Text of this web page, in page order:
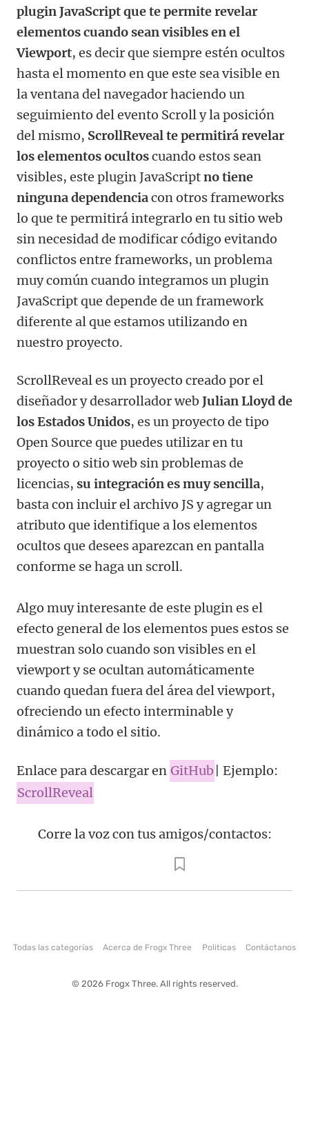
plugin JavaScript que te permite revelar
elementos cuando sean visibles en el
Viewport, es decir que siempre estén ocultos
hasta el momento en que este sea visible en
la ventana del navegador haciendo un
seguimiento del evento Scroll y la posición
del mismo, ScrollReveal te permitirá revelar
los elementos ocultoscuando estos sean
visibles, este plugin JavaScriptno tiene
ninguna dependenciacon otros frameworks
lo que te permitirá integrarlo en tu sitio web
sin necesidad de modificar código evitando
conflictos entre frameworks, un problema
muy común cuando integramos un plugin
JavaScript que depende de un framework
diferente al que estamos utilizando en
nuestro proyecto.
ScrollReveal es un proyecto creado por el
diseñador y desarrollador webJulian Lloyd de
los Estados Unidos, es un proyecto de tipo
Open Source que puedes utilizar en tu
proyecto o sitio web sin problemas de
licencias, su integración es muy sencilla,
basta con incluir el archivo JS y agregar un
atributo que identifique a los elementos
ocultos que desees aparezcan en pantalla
conforme se haga un scroll.
Algo muy interesante de este plugin es el
efecto general de los elementos pues estos se
muestran solo cuando son visibles en el
viewport y se ocultan automáticamente
cuando quedan fuera del área del viewport,
ofreciendo un efecto interminable y
dinámico a todo el sitio.
Enlace para descargar en GitHub | Ejemplo:
ScrollReveal
Corre la voz con tus amigos/contactos:
Todas las categorías Acerca de Frogx Three Politicas Contáctanos
© 2026 Frogx Three. All rights reserved.